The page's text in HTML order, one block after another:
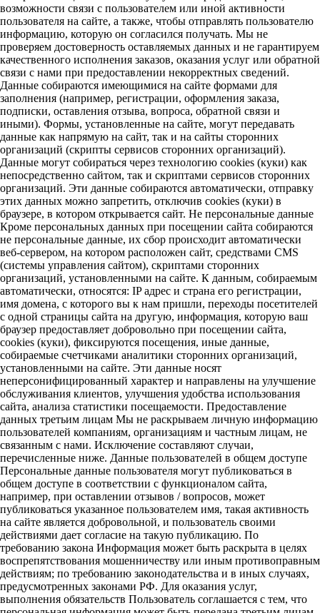
возможности связи с пользователем или иной активности
пользователя на сайте, а также, чтобы отправлять пользователю
информацию, которую он согласился получать. Мы не
проверяем достоверность оставляемых данных и не гарантируем
качественного исполнения заказов, оказания услуг или обратной
связи с нами при предоставлении некорректных сведений.
Данные собираются имеющимися на сайте формами для
заполнения (например, регистрации, оформления заказа,
подписки, оставления отзыва, вопроса, обратной связи и
иными). Формы, установленные на сайте, могут передавать
данные как напрямую на сайт, так и на сайты сторонних
организаций (скрипты сервисов сторонних организаций).
Данные могут собираться через технологию cookies (куки) как
непосредственно сайтом, так и скриптами сервисов сторонних
организаций. Эти данные собираются автоматически, отправку
этих данных можно запретить, отключив cookies (куки) в
браузере, в котором открывается сайт. Не персональные данные
Кроме персональных данных при посещении сайта собираются
не персональные данные, их сбор происходит автоматически
веб-сервером, на котором расположен сайт, средствами CMS
(системы управления сайтом), скриптами сторонних
организаций, установленными на сайте. К данным, собираемым
автоматически, относятся: IP адрес и страна его регистрации,
имя домена, с которого вы к нам пришли, переходы посетителей
с одной страницы сайта на другую, информация, которую ваш
браузер предоставляет добровольно при посещении сайта,
cookies (куки), фиксируются посещения, иные данные,
собираемые счетчиками аналитики сторонних организаций,
установленными на сайте. Эти данные носят
неперсонифицированный характер и направлены на улучшение
обслуживания клиентов, улучшения удобства использования
сайта, анализа статистики посещаемости. Предоставление
данных третьим лицам Мы не раскрываем личную информацию
пользователей компаниям, организациям и частным лицам, не
связанным с нами. Исключение составляют случаи,
перечисленные ниже. Данные пользователей в общем доступе
Персональные данные пользователя могут публиковаться в
общем доступе в соответствии с функционалом сайта,
например, при оставлении отзывов / вопросов, может
публиковаться указанное пользователем имя, такая активность
на сайте является добровольной, и пользователь своими
действиями дает согласие на такую публикацию. По
требованию закона Информация может быть раскрыта в целях
воспрепятствования мошенничеству или иным противоправным
действиям; по требованию законодательства и в иных случаях,
предусмотренных законами РФ. Для оказания услуг,
выполнения обязательств Пользователь соглашается с тем, что